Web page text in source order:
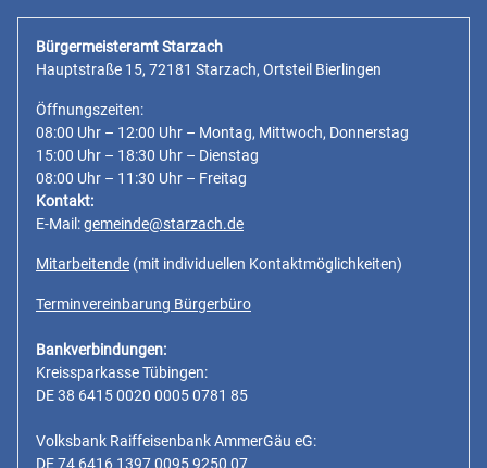
Bürgermeisteramt Starzach
Hauptstraße 15, 72181 Starzach, Ortsteil Bierlingen
Öffnungszeiten:
08:00 Uhr – 12:00 Uhr – Montag, Mittwoch, Donnerstag
15:00 Uhr – 18:30 Uhr – Dienstag
08:00 Uhr – 11:30 Uhr – Freitag
Kontakt:
E-Mail:gemeinde@starzach.de
Mitarbeitende (mit individuellen Kontaktmöglichkeiten)
Terminvereinbarung Bürgerbüro
Bankverbindungen:
Kreissparkasse Tübingen:
DE 38 6415 0020 0005 0781 85
Volksbank Raiffeisenbank AmmerGäu eG:
DE 74 6416 1397 0095 9250 07